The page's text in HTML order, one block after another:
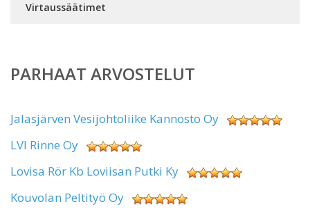
Virtaussäätimet
PARHAAT ARVOSTELUT
Jalasjärven Vesijohtoliike Kannosto Oy
LVI Rinne Oy
Lovisa Rör Kb Loviisan Putki Ky
Kouvolan Peltityö Oy